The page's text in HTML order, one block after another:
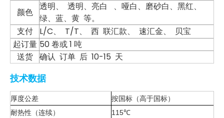
颜色
透明、 透明、亮白 、哑白、磨砂白、黑红、
绿、蓝、黄 等。
支付
L/C、 T/T、 西 联汇款、 速汇金、 贝宝
起订量 50 卷或 1 吨
送货 确认 订单 后 10-15 天
技术数据
厚度公差
按国标（高于国标）
耐热性（连续）
115℃